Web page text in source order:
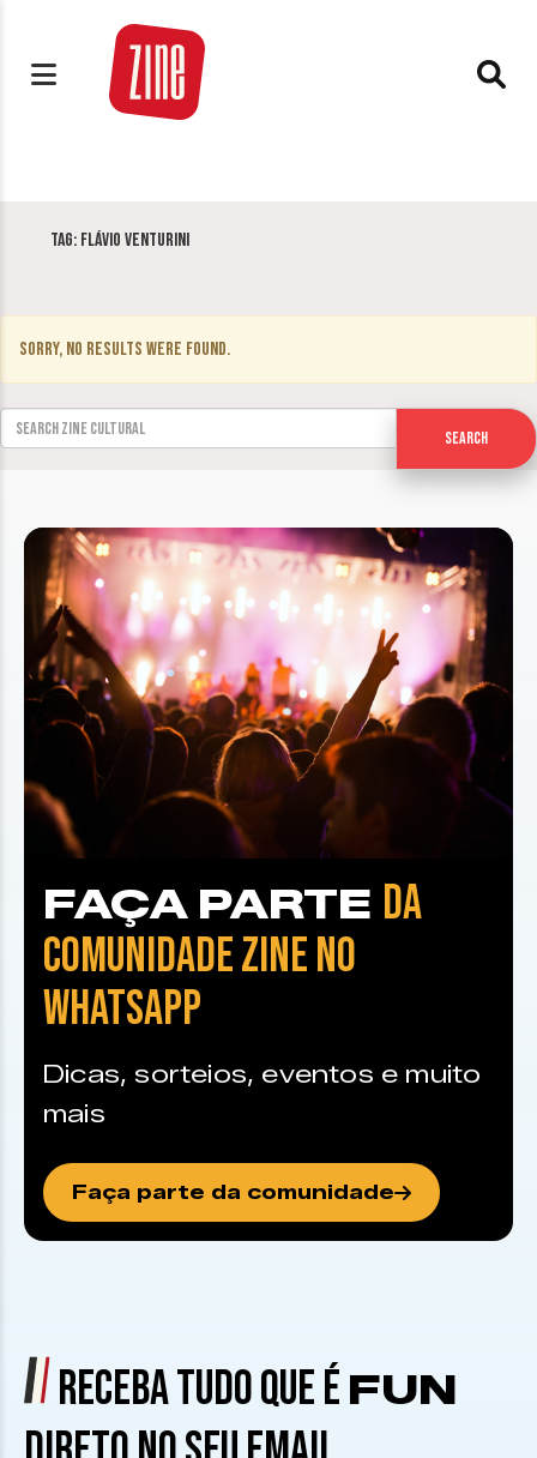
Tag: Flávio Venturini
Sorry, no results were found.
Search for:
Search
FAÇA PARTE DA
COMUNIDADE ZINE NO
WHATSAPP
Dicas, sorteios, eventos e muito
mais
Faça parte da comunidade
RECEBA TUDO QUE É FUN